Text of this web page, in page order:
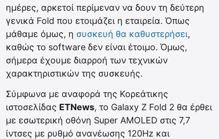
ημέρες, αρκετοί περίμεναν να δουν τη δεύτερη
γενικά Fold που ετοιμάζει η εταιρεία. Όπως
μάθαμε όμως, η συσκευή θα καθυστερήσει,
καθώς το software δεν είναι έτοιμο. Όμως,
σήμερα έχουμε διαρροή των τεχνικών
χαρακτηριστικών της συσκευής.
Σύμφωνα με αναφορά της Κορεάτικης
ιστοσελίδας ETNews, το Galaxy Z Fold 2 θα έρθει
με εσωτερική οθόνη Super AMOLED στις 7,7
ίντσες με ρυθμό ανανέωσης 120Hz και